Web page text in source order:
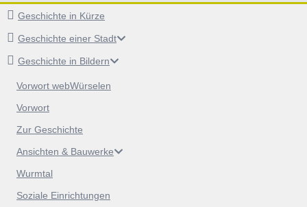
Geschichte in Kürze
Geschichte einer Stadt
Geschichte in Bildern
Vorwort webWürselen
Vorwort
Zur Geschichte
Ansichten & Bauwerke
Wurmtal
Soziale Einrichtungen